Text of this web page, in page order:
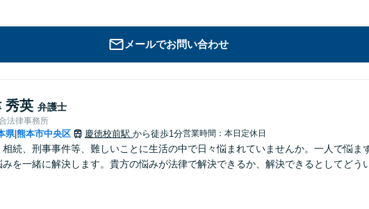
メールでお問い合わせ
秀英 弁護士
法律事務所
県|熊本市中央区 慶徳校前駅 から徒歩1分営業時間：本日定休日
相続、刑事事件等、難しいことに生活の中で日々悩まれていませんか。一人で悩ま
みを一緒に解決します。貴方の悩みが法律で解決できるか、解決できるとしてどう